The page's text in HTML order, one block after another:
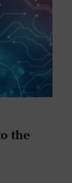
the